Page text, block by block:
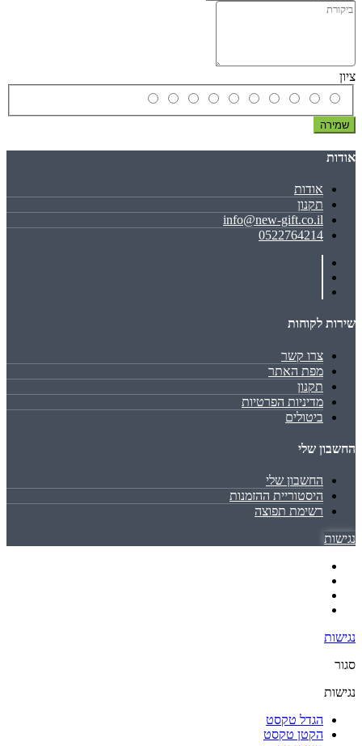
ציון
שמירה
אודות
אודות
תקנון
info@new-gift.co.il
0522764214
שירות לקוחות
צרו קשר
מפת האתר
תקנון
מדיניות הפרטיות
ביטולים
החשבון שלי
החשבון שלי
היסטוריית ההזמנות
רשימת תפוצה
נגישות
נגישות
סגור
נגישות
הגדל טקסט
הקטן טקסט